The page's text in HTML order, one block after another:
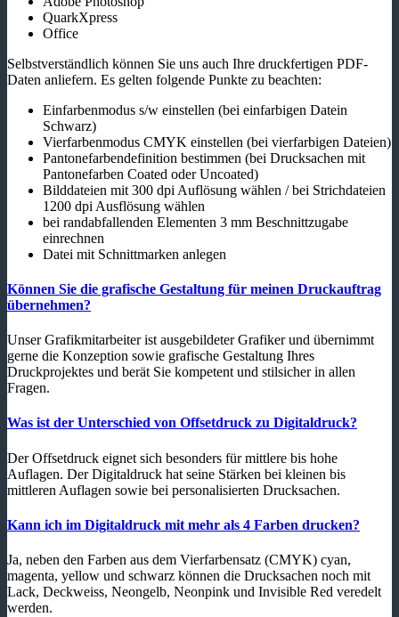
QuarkXpress
Office
Selbstverständlich können Sie uns auch Ihre druckfertigen PDF-
Daten anliefern. Es gelten folgende Punkte zu beachten:
Einfarbenmodus s/w einstellen (bei einfarbigen Datein
Schwarz)
Vierfarbenmodus CMYK einstellen (bei vierfarbigen Dateien)
Pantonefarbendefinition bestimmen (bei Drucksachen mit
Pantonefarben Coated oder Uncoated)
Bilddateien mit 300 dpi Auflösung wählen / bei Strichdateien
1200 dpi Ausflösung wählen
bei randabfallenden Elementen 3 mm Beschnittzugabe
einrechnen
Datei mit Schnittmarken anlegen
Können Sie die grafische Gestaltung für meinen Druckauftrag
übernehmen?
Unser Grafikmitarbeiter ist ausgebildeter Grafiker und übernimmt
gerne die Konzeption sowie grafische Gestaltung Ihres
Druckprojektes und berät Sie kompetent und stilsicher in allen
Fragen.
Was ist der Unterschied von Offsetdruck zu Digitaldruck?
Der Offsetdruck eignet sich besonders für mittlere bis hohe
Auflagen. Der Digitaldruck hat seine Stärken bei kleinen bis
mittleren Auflagen sowie bei personalisierten Drucksachen.
Kann ich im Digitaldruck mit mehr als 4 Farben drucken?
Ja, neben den Farben aus dem Vierfarbensatz (CMYK) cyan,
magenta, yellow und schwarz können die Drucksachen noch mit
Lack, Deckweiss, Neongelb, Neonpink und Invisible Red veredelt
werden.